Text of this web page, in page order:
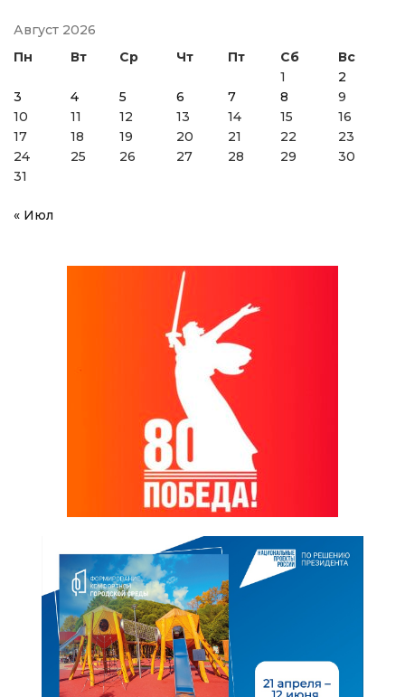
Август 2026
Пн
Вт Ср Чт Пт Сб
Вс
1
2
3
4 5 6 7 8
9
10
11 12 13 14 15
16
17
18 19 20 21 22
23
24
25 26 27 28 29
30
31
« Июл